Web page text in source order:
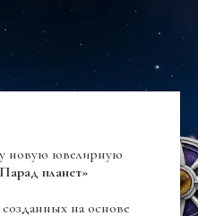
новую ювелирную
планет»
на основе